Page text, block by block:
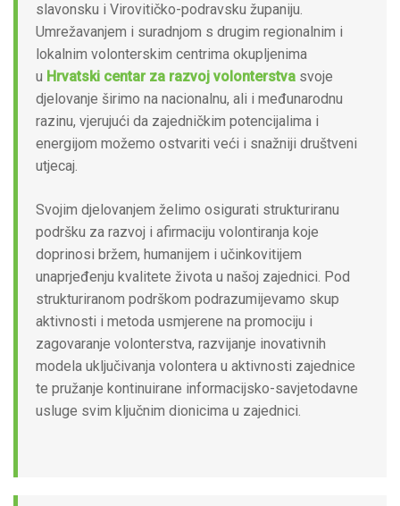
slavonsku i Virovitičko-podravsku županiju.
Umrežavanjem i suradnjom s drugim regionalnim i
lokalnim volonterskim centrima okupljenima
u Hrvatski centar za razvoj volonterstva svoje
djelovanje širimo na nacionalnu, ali i međunarodnu
razinu, vjerujući da zajedničkim potencijalima i
energijom možemo ostvariti veći i snažniji društveni
utjecaj.
Svojim djelovanjem želimo osigurati strukturiranu
podršku za razvoj i afirmaciju volontiranja koje
doprinosi bržem, humanijem i učinkovitijem
unaprjeđenju kvalitete života u našoj zajednici. Pod
strukturiranom podrškom podrazumijevamo skup
aktivnosti i metoda usmjerene na promociju i
zagovaranje volonterstva, razvijanje inovativnih
modela uključivanja volontera u aktivnosti zajednice
te pružanje kontinuirane informacijsko-savjetodavne
usluge svim ključnim dionicima u zajednici.